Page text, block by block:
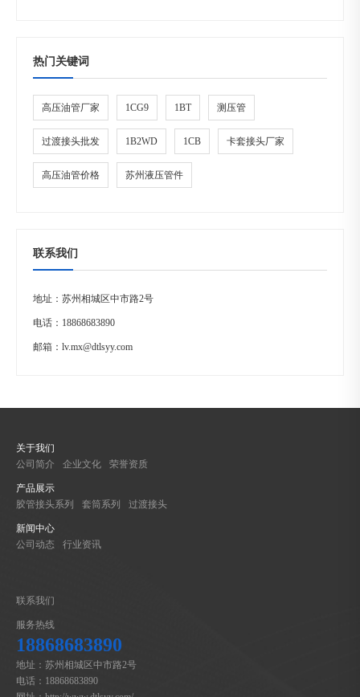
热门关键词
高压油管厂家 1CG9 1BT 测压管
过渡接头批发 1B2WD 1CB 卡套接头厂家
高压油管价格 苏州液压管件
联系我们
地址：苏州相城区中市路2号
电话： 18868683890
邮箱： lv.mx@dtlsyy.com
关于我们
公司简介
企业文化 荣誉资质
产品展示
胶管接头系列
套筒系列 过渡接头
新闻中心
公司动态
行业资讯
联系我们
服务热线
18868683890
地址：苏州相城区中市路2号
电话：18868683890